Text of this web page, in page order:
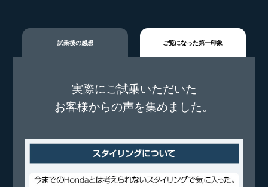
試乗後の感想 ご覧になった第一印象
実際にご試乗いただいた
お客様からの声を集めました。